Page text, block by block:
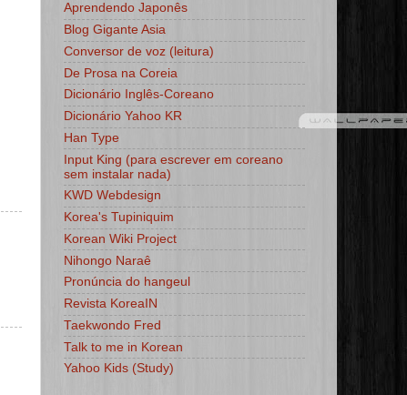
Aprendendo Japonês
Blog Gigante Asia
Conversor de voz (leitura)
De Prosa na Coreia
Dicionário Inglês-Coreano
Dicionário Yahoo KR
Han Type
Input King (para escrever em coreano
sem instalar nada)
KWD Webdesign
Korea's Tupiniquim
Korean Wiki Project
Nihongo Naraê
Pronúncia do hangeul
Revista KoreaIN
Taekwondo Fred
Talk to me in Korean
Yahoo Kids (Study)